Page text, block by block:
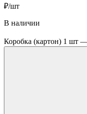
₽/шт
В наличии
Коробка (картон) 1 шт